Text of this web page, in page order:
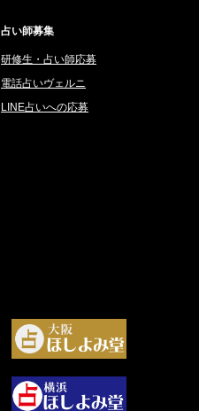
占い師募集
研修生・占い師応募
電話占いヴェルニ
LINE占いへの応募